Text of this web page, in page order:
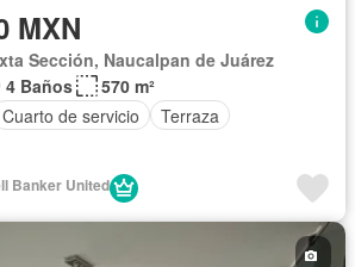
MXN
Sección, Naucalpan de Juárez
4 Baños
570 m²
Cuarto de servicio
Terraza
Banker United